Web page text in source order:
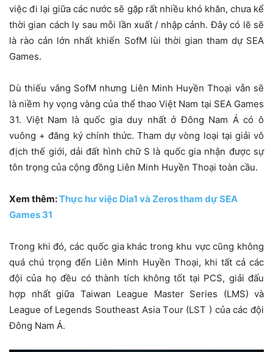
việc đi lại giữa các nước sẽ gặp rất nhiều khó khăn, chưa kể
thời gian cách ly sau mỗi lần xuất / nhập cảnh. Đây có lẽ sẽ
là rào cản lớn nhất khiến SofM lùi thời gian tham dự SEA
Games.
Dù thiếu vắng SofM nhưng Liên Minh Huyền Thoại vẫn sẽ
là niềm hy vọng vàng của thể thao Việt Nam tại SEA Games
31. Việt Nam là quốc gia duy nhất ở Đông Nam Á có ô
vuông + đăng ký chính thức. Tham dự vòng loại tại giải vô
địch thế giới, dải đất hình chữ S là quốc gia nhận được sự
tôn trọng của cộng đồng Liên Minh Huyền Thoại toàn cầu.
Xem thêm:Thực hư việc Dia1 và Zeros tham dự SEA
Games 31
Trong khi đó, các quốc gia khác trong khu vực cũng không
quá chú trọng đến Liên Minh Huyền Thoại, khi tất cả các
đội của họ đều có thành tích không tốt tại PCS, giải đấu
hợp nhất giữa Taiwan League Master Series (LMS) và
League of Legends Southeast Asia Tour (LST ) của các đội
Đông Nam Á.